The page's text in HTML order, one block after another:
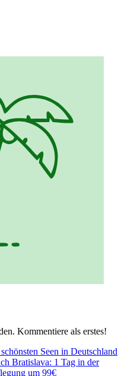
Kommentiere als erstes!
Seen in Deutschland
Bratislava: 1 Tag in der
um 99€